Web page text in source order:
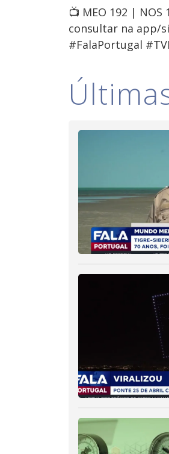
📺 MEO 192 |
consultar na app/
#FalaPortugal